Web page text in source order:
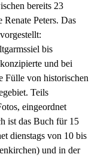
bereits 23
Renate Peters. Das
bis
und bei
Fülle von historischen
Teils
eingeordnet
ist das Buch für 15
dienstags von 10 bis
und in der